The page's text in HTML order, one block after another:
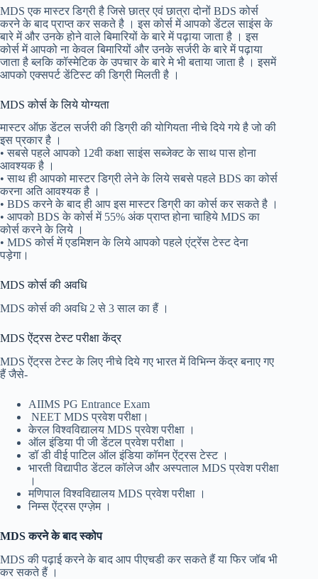
MDS एक मास्टर डिग्री है जिसे छात्र एवं छात्रा दोनों BDS कोर्स
करने के बाद प्राप्त कर सकते है । इस कोर्स में आपको डेंटल साइंस के
बारे में और उनके होने वाले बिमारियों के बारे में पढ़ाया जाता है । इस
कोर्स में आपको ना केवल बिमारियों और उनके सर्जरी के बारे में पढ़ाया
जाता है ब्लकि कॉस्मेटिक के उपचार के बारे मे भी बताया जाता है । इसमें
आपको एक्सपर्ट डेंटिस्ट की डिग्री मिलती है ।
MDS कोर्स के लिये योग्यता
मास्टर ऑफ़ डेंटल सर्जरी की डिग्री की योगियता नीचे दिये गये है जो की
इस प्रकार है ।
• सबसे पहले आपको 12वी कक्षा साइंस सब्जेक्ट के साथ पास होना
आवश्यक है ।
• साथ ही आपको मास्टर डिग्री लेने के लिये सबसे पहले BDS का कोर्स
करना अति आवश्यक है ।
• BDS करने के बाद ही आप इस मास्टर डिग्री का कोर्स कर सकते है ।
• आपको BDS के कोर्स में 55% अंक प्राप्त होना चाहिये MDS का
कोर्स करने के लिये ।
• MDS कोर्स में एडमिशन के लिये आपको पहले एंट्रेंस टेस्ट देना
पड़ेगा।
MDS कोर्स की अवधि
MDS कोर्स की अवधि 2 से 3 साल का हैं ।
MDS ऐंट्रस टेस्ट परीक्षा केंद्र
MDS ऐंट्रस टेस्ट के लिए नीचे दिये गए भारत में विभिन्न केंद्र बनाए गए
हैं जैसे-
AIIMS PG Entrance Exam
NEET MDS प्रवेश परीक्षा।
केरल विश्वविद्यालय MDS प्रवेश परीक्षा ।
ऑल इंडिया पी जी डेंटल प्रवेश परीक्षा ।
डॉ डी वीई पाटिल ऑल इंडिया कॉमन ऐंट्रस टेस्ट ।
भारती विद्यापीठ डेंटल कॉलेज और अस्पताल MDS प्रवेश परीक्षा
।
मणिपाल विश्वविद्यालय MDS प्रवेश परीक्षा ।
निम्स ऐंट्रस एग्ज़ेम ।
MDS करने के बाद स्कोप
MDS की पढ़ाई करने के बाद आप पीएचडी कर सकते हैं या फिर जॉब भी
कर सकते हैं ।